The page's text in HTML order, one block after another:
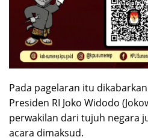
Pada pagelaran itu
Presiden RI Joko Widodo
perwakilan dari tujuh negara
acara dimaksud.